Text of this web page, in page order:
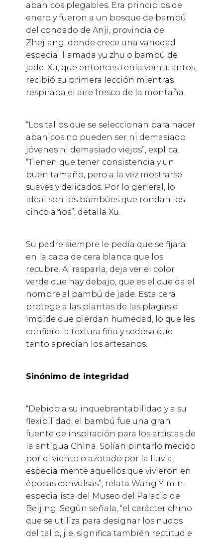
abanicos plegables. Era principios de
enero y fueron a un bosque de bambú
del condado de Anji, provincia de
Zhejiang, donde crece una variedad
especial llamada yu zhu o bambú de
jade. Xu, que entonces tenía veintitantos,
recibió su primera lección mientras
respiraba el aire fresco de la montaña.
“Los tallos que se seleccionan para hacer
abanicos no pueden ser ni demasiado
jóvenes ni demasiado viejos”, explica.
“Tienen que tener consistencia y un
buen tamaño, pero a la vez mostrarse
suaves y delicados. Por lo general, lo
ideal son los bambúes que rondan los
cinco años”, detalla Xu.
Su padre siempre le pedía que se fijara
en la capa de cera blanca que los
recubre. Al rasparla, deja ver el color
verde que hay debajo, que es el que da el
nombre al bambú de jade. Esta cera
protege a las plantas de las plagas e
impide que pierdan humedad, lo que les
confiere la textura fina y sedosa que
tanto aprecian los artesanos.
Sinónimo de integridad
“Debido a su inquebrantabilidad y a su
flexibilidad, el bambú fue una gran
fuente de inspiración para los artistas de
la antigua China. Solían pintarlo mecido
por el viento o azotado por la lluvia,
especialmente aquellos que vivieron en
épocas convulsas”, relata Wang Yimin,
especialista del Museo del Palacio de
Beijing. Según señala, “el carácter chino
que se utiliza para designar los nudos
del tallo, jie, significa también rectitud e